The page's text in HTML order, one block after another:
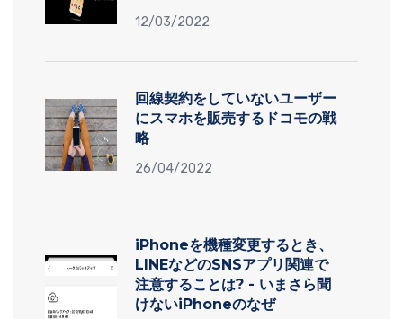
12/03/2022
回線契約をしていないユーザー
にスマホを販売するドコモの戦
略
26/04/2022
iPhoneを機種変更するとき、
LINEなどのSNSアプリ関連で
注意することは? - いまさら聞
けないiPhoneのなぜ